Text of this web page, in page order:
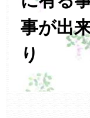
事が出
り